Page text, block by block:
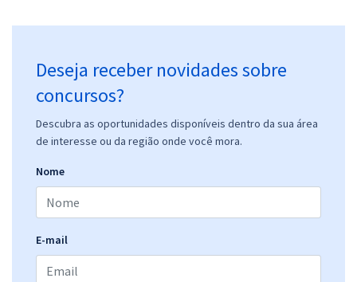
Deseja receber novidades sobre
concursos?
Descubra as oportunidades disponíveis dentro da sua área
de interesse ou da região onde você mora.
Nome
E-mail